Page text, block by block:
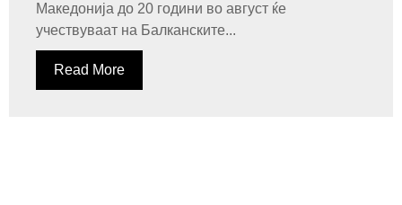
Македонија до 20 години во август ќе
учествуваат на Балканските...
Read More